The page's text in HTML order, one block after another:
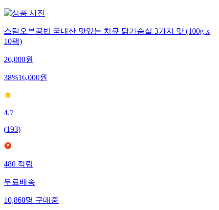
스팀오븐공법 국내산 맛있는 치큐 닭가슴살 3가지 맛 (100g x
10팩)
26,000원
38%16,000원
4.7
(193)
480 적립
무료배송
10,868명 구매중